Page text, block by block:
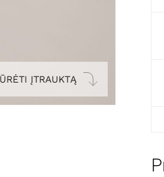
ĮTRAUKTĄ